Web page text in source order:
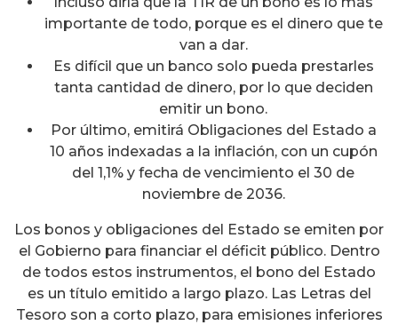
importante de todo, porque es el dinero que te
van a dar.
Es difícil que un banco solo pueda prestarles
tanta cantidad de dinero, por lo que deciden
emitir un bono.
Por último, emitirá Obligaciones del Estado a
10 años indexadas a la inflación, con un cupón
del 1,1% y fecha de vencimiento el 30 de
noviembre de 2036.
Los bonos y obligaciones del Estado se emiten por
el Gobierno para financiar el déficit público. Dentro
de todos estos instrumentos, el bono del Estado
es un título emitido a largo plazo. Las Letras del
Tesoro son a corto plazo, para emisiones inferiores